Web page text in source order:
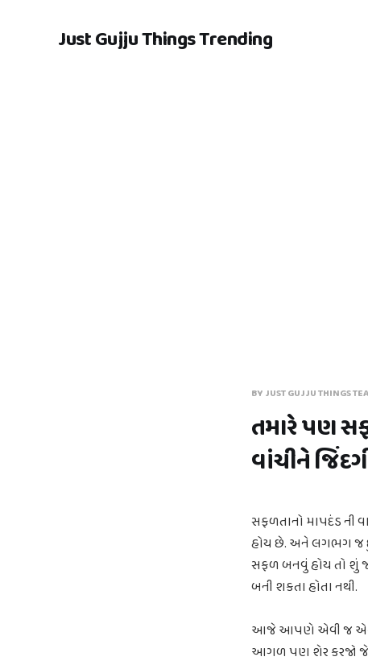
Just Gujju Things Trending
BY JUST GUJJU THINGS
તમારે પણ
વાંચીને
સફળતાનો માપદંડ ની
હોય છે. અને લગભગ જ
સફળ બનવું હોય તો શું
બની શકતા હોતા નથી.
આજે આપણે એવી જ એક
આગળ પણ શેર કરજો